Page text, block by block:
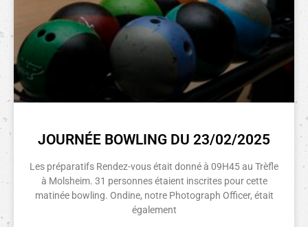
JOURNÉE BOWLING DU 23/02/2025
Les préparatifs Rendez-vous était donné à 09H45 au Trèfle
à Molsheim. 31 personnes étaient inscrites pour cette
matinée bowling. Ondine, notre Photograph Officer, était
également